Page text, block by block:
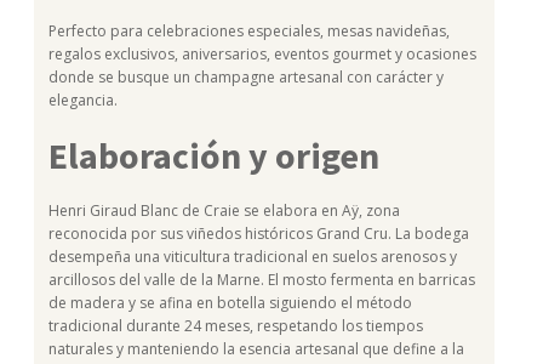
Perfecto para celebraciones especiales, mesas navideñas,
regalos exclusivos, aniversarios, eventos gourmet y ocasiones
donde se busque un champagne artesanal con carácter y
elegancia.
Elaboración y origen
Henri Giraud Blanc de Craie se elabora en Aÿ, zona
reconocida por sus viñedos históricos Grand Cru. La bodega
desempeña una viticultura tradicional en suelos arenosos y
arcillosos del valle de la Marne. El mosto fermenta en barricas
de madera y se afina en botella siguiendo el método
tradicional durante 24 meses, respetando los tiempos
naturales y manteniendo la esencia artesanal que define a la